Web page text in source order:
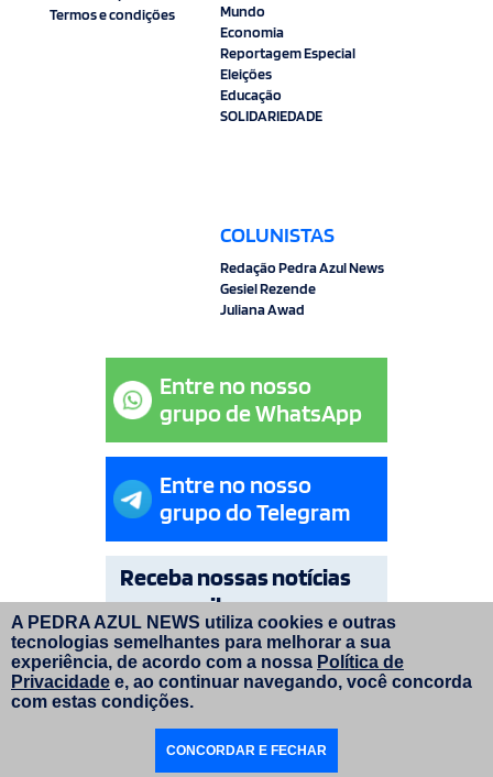
Termos e condições
Mundo
Economia
Reportagem Especial
Eleições
Educação
SOLIDARIEDADE
COLUNISTAS
Redação Pedra Azul News
Gesiel Rezende
Juliana Awad
Entre no nosso
grupo de WhatsApp
Entre no nosso
grupo do Telegram
Receba nossas notícias
por e-mail
OK
© Copyright Pedra Azul News 2026. Todos os direitos
reservados. | Layout do site:faroldesign.com.br
Programação e manutenção:inversadigital.com.br
A PEDRA AZUL NEWS utiliza cookies e outras
tecnologias semelhantes para melhorar a sua
experiência, de acordo com a nossa Política de
Privacidade e, ao continuar navegando, você concorda
com estas condições.
CONCORDAR E FECHAR